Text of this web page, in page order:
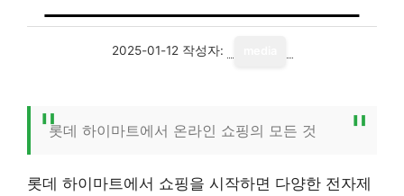
2025-01-12 작성자:
롯데 하이마트에서 온라인 쇼핑의 모든 것
롯데 하이마트에서 쇼핑을 시작하면 다양한 전자제